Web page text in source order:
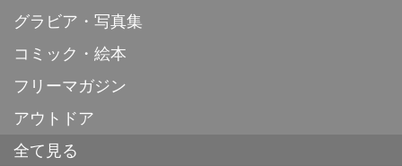
グラビア・写真集
コミック・絵本
フリーマガジン
アウトドア
全て見る